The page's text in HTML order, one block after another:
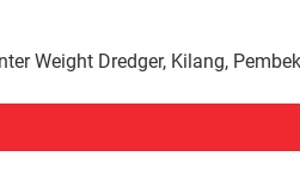
Weight Dredger, Kilang,